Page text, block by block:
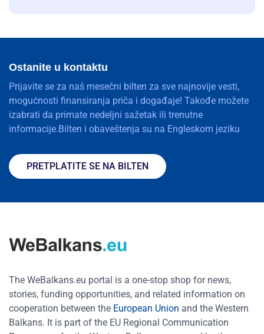
Ostanite u kontaktu
Prijavite se za naš mesečni bilten za sve najnovije vesti,
mogućnosti finansiranja priča i događaje! Takođe možete
izabrati da primate nedeljni sažetak ili trenutne
informacije.Bilten i obaveštenja su na Engleskom jeziku
PRETPLATITE SE NA BILTEN
The WeBalkans.eu portal is a one-stop shop for news,
stories, funding opportunities, and related information on
cooperation between the European Union and the Western
Balkans. It is part of the EU Regional Communication